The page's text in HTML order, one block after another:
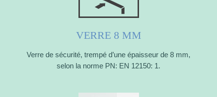
VERRE 8 MM
Verre de sécurité, trempé d’une épaisseur de 8 mm,
selon la norme PN: EN 12150: 1.